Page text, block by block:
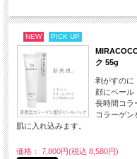
NEW PICK UP
ク 55g
剥がすのに
顔にベール
長時間コラ
コラーゲン
肌に入れ込みます。
価格： 7,800円(税込 8,580円)